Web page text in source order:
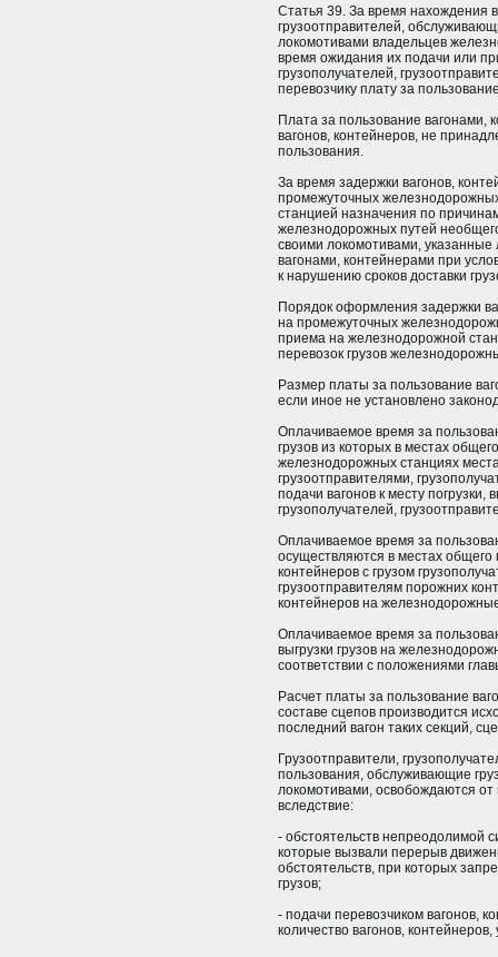
Статья 39. За время нахождения
грузоотправителей,
локомотивами владельцев
время ожидания их подачи или
грузополучателей,
перевозчику плату за
Плата за пользование вагонами,
вагонов, контейнеров, не
пользования.
За время задержки вагонов,
промежуточных
станцией назначения по
железнодорожных путей
своими локомотивами, указанные
вагонами, контейнерами при
к нарушению сроков доставки
Порядок оформления задержки
на промежуточных
приема на железнодорожной
перевозок грузов
Размер платы за пользование
если иное не установлено
Оплачиваемое время за
грузов из которых в местах
железнодорожных станциях
грузоотправителями,
подачи вагонов к месту
грузополучателей,
Оплачиваемое время за
осуществляются в местах
контейнеров с грузом
грузоотправителям порожних
контейнеров на
Оплачиваемое время за
выгрузки грузов на
соответствии с положениями
Расчет платы за пользование
составе сцепов производится
последний вагон таких секций,
Грузоотправители,
пользования, обслуживающие
локомотивами, освобождаются
вследствие:
- обстоятельств непреодолимой
которые вызвали перерыв
обстоятельств, при которых
грузов;
- подачи перевозчиком вагонов,
количество вагонов,